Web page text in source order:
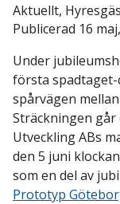
Aktuellt,
Publicerad 16
Under
första
spårvägen
Sträckningen går
Utveckling ABs
den 5 juni
som en del av
Prototyp